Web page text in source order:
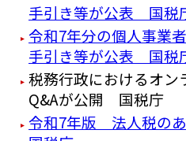
手引き等が公表 国税
令和7年分の個人事業
手引き等が公表 国税
税務行政におけるオ
Q&Aが公開 国税庁
令和7年版 法人税の